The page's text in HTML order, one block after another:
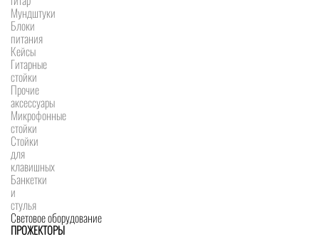
Мундштуки
Блоки
питания
Кейсы
Гитарные
стойки
Прочие
аксессуары
Микрофонные
стойки
Стойки
для
клавишных
Банкетки
и
стулья
Световое оборудование
ПРОЖЕКТОРЫ